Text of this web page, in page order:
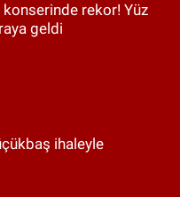
konserinde rekor! Yüz
geldi
ihaleyle